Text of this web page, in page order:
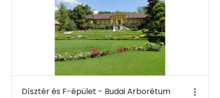
Dísztér és F-épület - Budai Arborétum